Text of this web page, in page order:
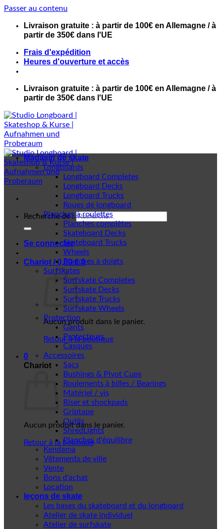
Passer au contenu
Livraison gratuite : à partir de 100€ en Allemagne / à
partir de 350€ dans l'UE
Frais d'expédition
Heures d'ouverture et accès
Livraison gratuite : à partir de 100€ en Allemagne / à
partir de 350€ dans l'UE
Recherche de :
Se connecter
Chariot /0,00€ 0
Aucun produit dans le panier.
Retour à la boutique
0
Chariot
Aucun produit dans le panier.
Retour à la boutique
Magasin de skate
Longboards
Longboard Completes
Longboard Decks
Longboard Trucks
Roues de longboard
Planches à roulettes
Planches complètes
Skateboard Decks
Skateboard Trucks
Wheels
Planches à doigts
Surfskates
Surfskate Completes
Surfskate Decks
Surfskate Trucks
Surfskate Wheels
Protection
Gants
Protecteurs
Casques
Accessoires
Sacs
Bushings & Pivot Cups
Roulements à billes / Bearings
Matériel / vis
Riser et shockpads
Griptape
Outils
ShredLights
Planches d'équilibre
Kendama
Vêtements de ville
Vente
Bons d'achat
Location
leçons de skate
Les bases du skateboard et du longboard
Atelier de skate individuel
Atelier de surfskate